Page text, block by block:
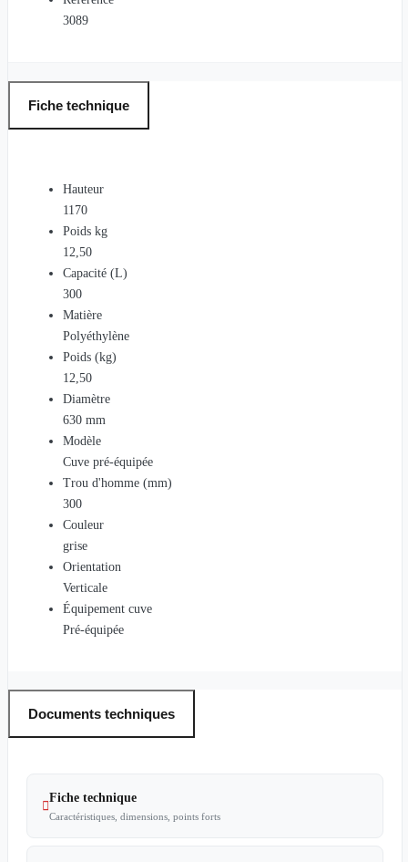
3089
Fiche technique
Hauteur
1170
Poids kg
12,50
Capacité (L)
300
Matière
Polyéthylène
Poids (kg)
12,50
Diamètre
630 mm
Modèle
Cuve pré-équipée
Trou d'homme (mm)
300
Couleur
grise
Orientation
Verticale
Équipement cuve
Pré-équipée
Documents techniques

Fiche technique
Caractéristiques, dimensions, points forts